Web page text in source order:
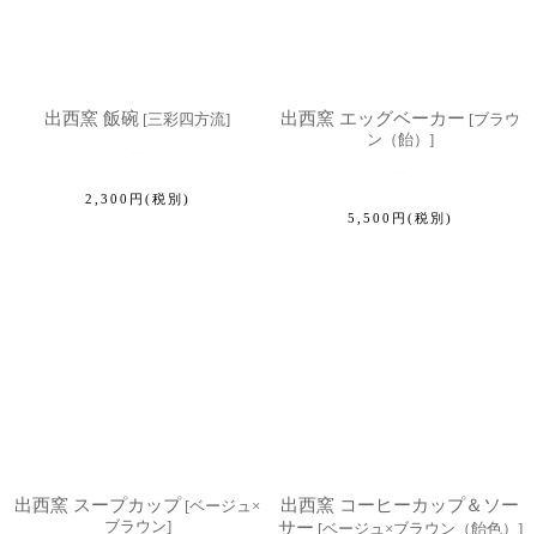
出西窯 飯碗 [三彩四方流]
2,300 円 (税別)
出西窯 エッグベーカー [ブラウ
ン（飴） ]
5,500 円 (税別)
出西窯 スープカップ [ベージュ×
ブラウン]
出西窯 コーヒーカップ＆ソー
サー [ベージュ×ブラウン（飴色） ]